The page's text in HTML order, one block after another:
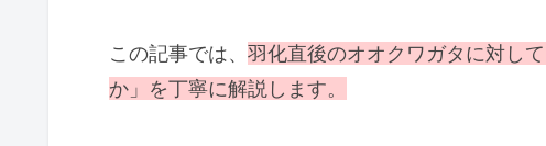
この記事では、 羽化直後のオオクワガタに対し
か」を丁寧に解説します。